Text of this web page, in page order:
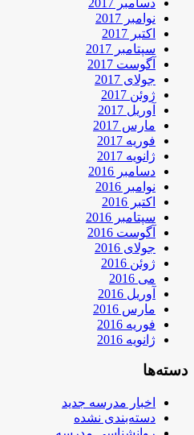
نوامبر 2017
اکتبر 2017
سپتامبر 2017
آگوست 2017
جولای 2017
ژوئن 2017
آوریل 2017
مارس 2017
فوریه 2017
ژانویه 2017
دسامبر 2016
نوامبر 2016
اکتبر 2016
سپتامبر 2016
آگوست 2016
جولای 2016
ژوئن 2016
می 2016
آوریل 2016
مارس 2016
فوریه 2016
ژانویه 2016
دسته‌ها
اخبار مدرسه جدید
دسته‌بندی نشده